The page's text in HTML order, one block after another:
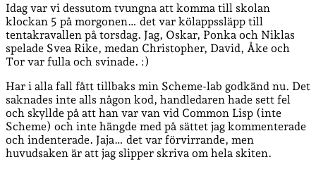
Idag var vi dessutom tvungna att komma till skolan
klockan 5 på morgonen… det var kölappssläpp till
tentakravallen på torsdag. Jag, Oskar, Ponka och Niklas
spelade Svea Rike, medan Christopher, David, Åke och
Tor var fulla och svinade. :)
Har i alla fall fått tillbaks min Scheme-lab godkänd nu. Det
saknades inte alls någon kod, handledaren hade sett fel
och skyllde på att han var van vid Common Lisp (inte
Scheme) och inte hängde med på sättet jag kommenterade
och indenterade. Jaja… det var förvirrande, men
huvudsaken är att jag slipper skriva om hela skiten.